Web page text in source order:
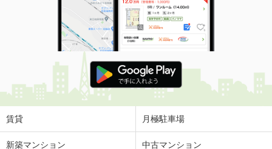
賃貸 月極駐車場
新築マンション 中古マンション